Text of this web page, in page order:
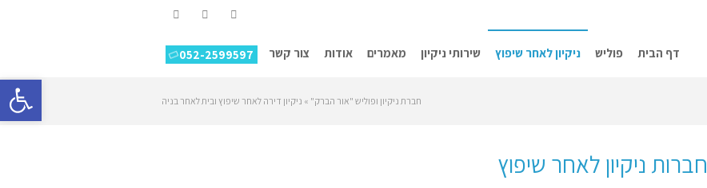
דף הבית פוליש ניקיון לאחר שיפוץ שירותי ניקיון מאמרים אודות צור קשר 052-2599597
חברת ניקיון ופוליש "אור הברק" » ניקיון דירה לאחר שיפוץ ובית לאחר בניה
חברות ניקיון לאחר שיפוץ
פתח